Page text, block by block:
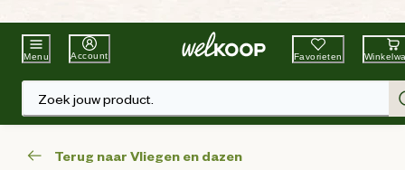
Beste WinkelketenTuin & Dier
Menu Account Favorieten
Zoek jouw product.
Terug naar Vliegen en dazen